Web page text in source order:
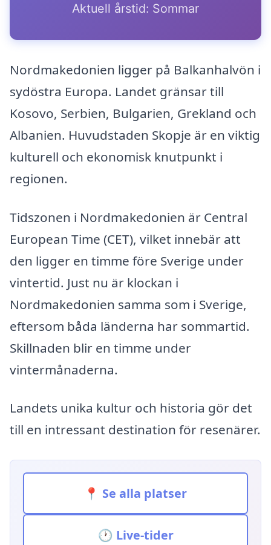
Aktuell årstid: Sommar
Nordmakedonien ligger på Balkanhalvön i
sydöstra Europa. Landet gränsar till
Kosovo, Serbien, Bulgarien, Grekland och
Albanien. Huvudstaden Skopje är en viktig
kulturell och ekonomisk knutpunkt i
regionen.
Tidszonen i Nordmakedonien är Central
European Time (CET), vilket innebär att
den ligger en timme före Sverige under
vintertid. Just nu är klockan i
Nordmakedonien samma som i Sverige,
eftersom båda länderna har sommartid.
Skillnaden blir en timme under
vintermånaderna.
Landets unika kultur och historia gör det
till en intressant destination för resenärer.
📍 Se alla platser
🕐 Live-tider